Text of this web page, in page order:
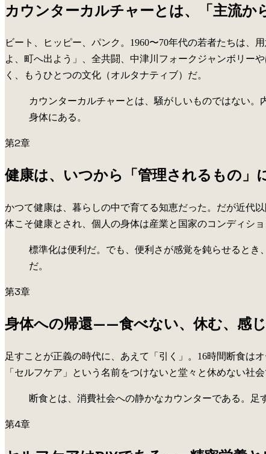
カウンターカルチャーとは、「主流か
ビート、ヒッピー、パンク。1960〜70年代の若者たちは、
よ、町へ出よう」、全共闘、中津川フォークジャンボリ
く、もうひとつの文化（オルタナティブ）だ。
カウンターカルチャーとは、騒がしいものではない
身体にある。
第2章
健康は、いつから「管理されるもの」
かつて健康は、暮らしの中で育てる知恵だった。だが近代
体こそ健康とされ、個人の身体は産業と国家のコンディシ
標準化は便利だ。でも、便利さが感覚を鈍らせると
だ。
第3章
身体への帰還——食べない、休む、感
足すことが正義の時代に、あえて「引く」。16時間断食は
「セルフケア」という名前をつけないと堂々と休めない社
断食とは、消費社会への静かなカウンターである。
第4章